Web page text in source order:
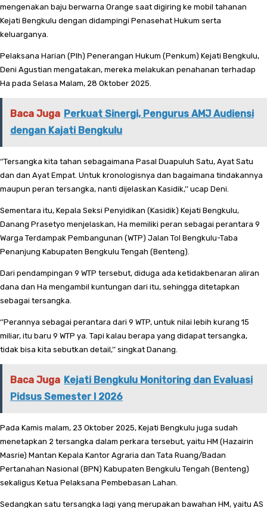
mengenakan baju berwarna Orange saat digiring ke mobil tahanan
Kejati Bengkulu dengan didampingi Penasehat Hukum serta
keluarganya.
Pelaksana Harian (Plh) Penerangan Hukum (Penkum) Kejati Bengkulu,
Deni Agustian mengatakan, mereka melakukan penahanan terhadap
Ha pada Selasa Malam, 28 Oktober 2025.
Baca Juga Perkuat Sinergi, Pengurus AMJ Audiensi
dengan Kajati Bengkulu
‘’Tersangka kita tahan sebagaimana Pasal Duapuluh Satu, Ayat Satu
dan dan Ayat Empat. Untuk kronologisnya dan bagaimana tindakannya
maupun peran tersangka, nanti dijelaskan Kasidik,’’ ucap Deni.
Sementara itu, Kepala Seksi Penyidikan (Kasidik) Kejati Bengkulu,
Danang Prasetyo menjelaskan, Ha memiliki peran sebagai perantara 9
Warga Terdampak Pembangunan (WTP) Jalan Tol Bengkulu-Taba
Penanjung Kabupaten Bengkulu Tengah (Benteng).
Dari pendampingan 9 WTP tersebut, diduga ada ketidakbenaran aliran
dana dan Ha mengambil kuntungan dari itu, sehingga ditetapkan
sebagai tersangka.
‘’Perannya sebagai perantara dari 9 WTP, untuk nilai lebih kurang 15
miliar, itu baru 9 WTP ya. Tapi kalau berapa yang didapat tersangka,
tidak bisa kita sebutkan detail,’’ singkat Danang.
Baca Juga Kejati Bengkulu Monitoring dan Evaluasi
Pidsus Semester I 2026
Pada Kamis malam, 23 Oktober 2025, Kejati Bengkulu juga sudah
menetapkan 2 tersangka dalam perkara tersebut, yaitu HM (Hazairin
Masrie) Mantan Kepala Kantor Agraria dan Tata Ruang/Badan
Pertanahan Nasional (BPN) Kabupaten Bengkulu Tengah (Benteng)
sekaligus Ketua Pelaksana Pembebasan Lahan.
Sedangkan satu tersangka lagi yang merupakan bawahan HM, yaitu AS